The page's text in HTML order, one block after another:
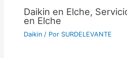
Daikin en Elche,
en Elche
Daikin / Por SURDELEVANTE